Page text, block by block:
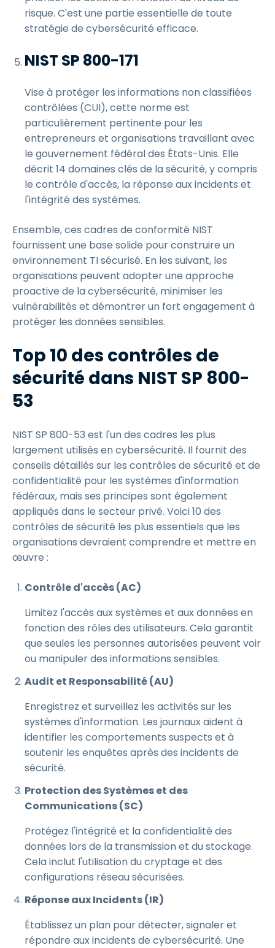
risque. C'est une partie essentielle de toute
stratégie de cybersécurité efficace.
NIST SP 800-171
Vise à protéger les informations non classifiées
contrôlées (CUI), cette norme est
particulièrement pertinente pour les
entrepreneurs et organisations travaillant avec
le gouvernement fédéral des États-Unis. Elle
décrit 14 domaines clés de la sécurité, y compris
le contrôle d'accès, la réponse aux incidents et
l'intégrité des systèmes.
Ensemble, ces cadres de conformité NIST
fournissent une base solide pour construire un
environnement TI sécurisé. En les suivant, les
organisations peuvent adopter une approche
proactive de la cybersécurité, minimiser les
vulnérabilités et démontrer un fort engagement à
protéger les données sensibles.
Top 10 des contrôles de
sécurité dans NIST SP 800-
53
NIST SP 800-53 est l'un des cadres les plus
largement utilisés en cybersécurité. Il fournit des
conseils détaillés sur les contrôles de sécurité et de
confidentialité pour les systèmes d'information
fédéraux, mais ses principes sont également
appliqués dans le secteur privé. Voici 10 des
contrôles de sécurité les plus essentiels que les
organisations devraient comprendre et mettre en
œuvre :
Contrôle d'accès (AC)
Limitez l'accès aux systèmes et aux données en
fonction des rôles des utilisateurs. Cela garantit
que seules les personnes autorisées peuvent voir
ou manipuler des informations sensibles.
Audit et Responsabilité (AU)
Enregistrez et surveillez les activités sur les
systèmes d'information. Les journaux aident à
identifier les comportements suspects et à
soutenir les enquêtes après des incidents de
sécurité.
Protection des Systèmes et des
Communications (SC)
Protégez l'intégrité et la confidentialité des
données lors de la transmission et du stockage.
Cela inclut l'utilisation du cryptage et des
configurations réseau sécurisées.
Réponse aux Incidents (IR)
Établissez un plan pour détecter, signaler et
répondre aux incidents de cybersécurité. Une